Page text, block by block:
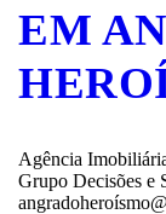
EM
Agência
Grupo Decisões e